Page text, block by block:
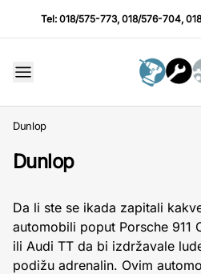
Tel:018/575-773,018/576-704,
Dunlop
Dunlop
Da li ste se ikada zapitali
automobili poput Porsche 911
ili Audi TT da bi izdržavale
podižu adrenalin. Ovim